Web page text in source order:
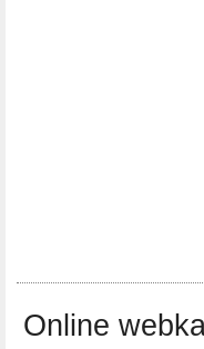
Online